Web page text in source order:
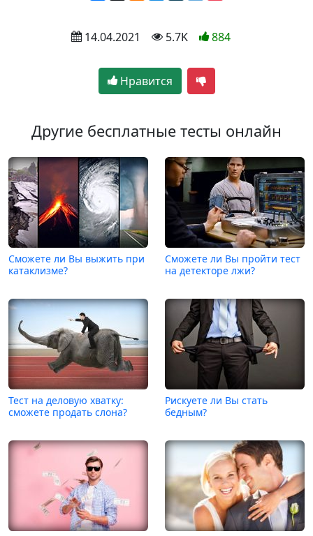
14.04.2021 5.7K 884
Нравится
Другие бесплатные тесты онлайн
Сможете ли Вы выжить при
катаклизме?
Сможете ли Вы пройти тест
на детекторе лжи?
Тест на деловую хватку:
сможете продать слона?
Рискуете ли Вы стать
бедным?